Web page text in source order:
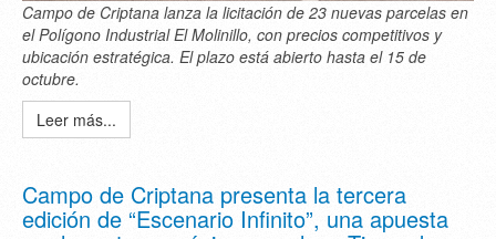
Campo de Criptana lanza la licitación de 23 nuevas parcelas en
el Polígono Industrial El Molinillo, con precios competitivos y
ubicación estratégica. El plazo está abierto hasta el 15 de
octubre.
Leer más...
Campo de Criptana presenta la tercera
edición de “Escenario Infinito”, una apuesta